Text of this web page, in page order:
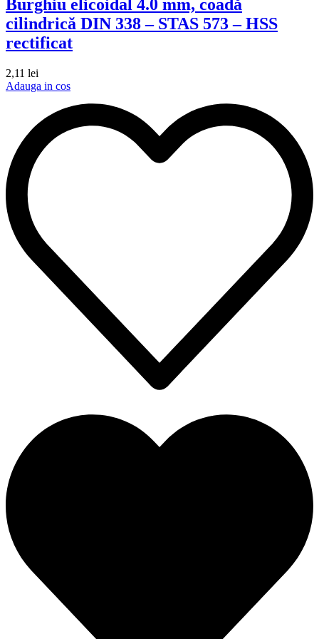
Burghiu elicoidal 4.0 mm, coadă
cilindrică DIN 338 – STAS 573 – HSS
rectificat
2,11 lei
Adauga in cos